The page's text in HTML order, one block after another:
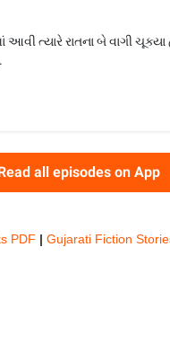
આવી ત્યારે રાતના બે વાગી
all episodes on App
PDF | Gujarati Fiction